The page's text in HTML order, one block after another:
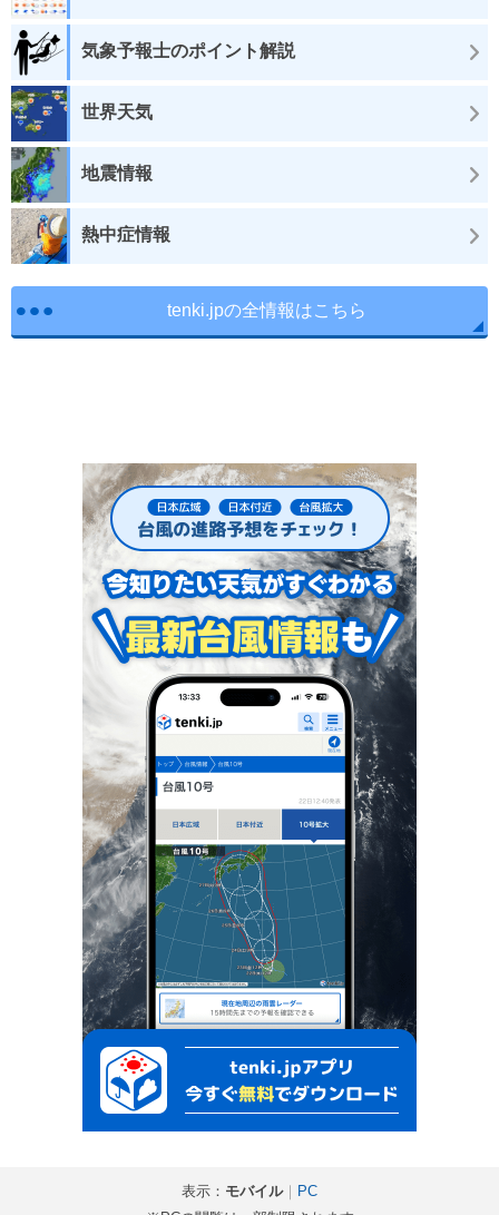
気象予報士のポイント解説
世界天気
地震情報
熱中症情報
tenki.jpの全情報はこちら
表示： モバイル｜
PC